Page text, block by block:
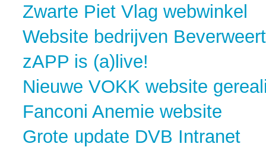
Zwarte Piet Vlag webwinkel
Website bedrijven
zAPP is (a)live!
Nieuwe VOKK website
Fanconi Anemie website
Grote update DVB Intranet